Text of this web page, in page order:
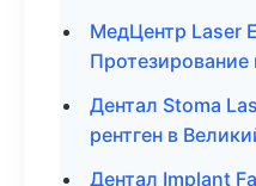
МедЦентр Laser
Протезирование
Дентал Stoma
рентген в
Дентал Implant